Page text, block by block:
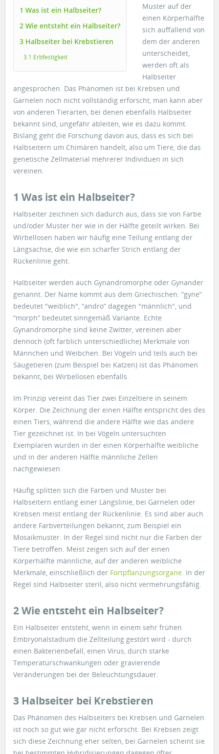
1 Was ist ein Halbseiter?
2 Wie entsteht ein Halbseiter?
3 Halbseiter bei Krebstieren
3.1 Erbfestigkeit
Muster auf der
einen Körperhälfte
sich auffallend von
dem der anderen
unterscheidet,
werden oft als
Halbseiter
angesprochen. Das Phänomen ist bei Krebsen und
Garnelen noch nicht vollständig erforscht, man kann aber
von anderen Tierarten, bei denen ebenfalls Halbseiter
bekannt sind, ungefähr ableiten, wie es dazu kommt.
Bislang geht die Forschung davon aus, dass es sich bei
Halbseitern um Chimären handelt, also um Tiere, die das
genetische Zellmaterial mehrerer Individuen in sich
vereinen.
1 Was ist ein Halbseiter?
Halbseiter zeichnen sich dadurch aus, dass sie von Farbe
und/oder Muster her wie in der Hälfte geteilt wirken. Bei
Wirbellosen haben wir häufig eine Teilung entlang der
Längsachse, die wie ein scharfer Strich entlang der
Rückenlinie geht.
Halbseiter werden auch Gynandromorphe oder Gynander
genannt. Der Name kommt aus dem Griechischen: “gyne”
bedeutet "weiblich", “andro” dagegen "männlich", und
“morph” bedeutet sinngemäß Variante. Echte
Gynandromorphe sind keine Zwitter, vereinen aber
dennoch (oft farblich unterschiedliche) Merkmale von
Männchen und Weibchen. Bei Vögeln und teils auch bei
Säugetieren (zum Beispiel bei Katzen) ist das Phänomen
bekannt, bei Wirbellosen ebenfalls.
Im Prinzip vereint das Tier zwei Einzeltiere in seinem
Körper. Die Zeichnung der einen Hälfte entspricht des des
einen Tiers, während die andere Hälfte wie das andere
Tier gezeichnet ist. In bei Vögeln untersuchten
Exemplaren wurden in der einen Körperhälfte weibliche
und in der anderen Hälfte männliche Zellen
nachgewiesen.
Häufig splitten sich die Farben und Muster bei
Halbseitern entlang einer Längslinie, bei Garnelen oder
Krebsen meist entlang der Rückenlinie. Es sind aber auch
andere Farbverteilungen bekannt, zum Beispiel ein
Mosaikmuster. In der Regel sind nicht nur die Farben der
Tiere betroffen. Meist zeigen sich auf der einen
Körperhälfte männliche, auf der anderen weibliche
Merkmale, einschließlich der Fortpflanzungsorgane. In der
Regel sind Halbseiter steril, also nicht vermehrungsfähig.
2 Wie entsteht ein Halbseiter?
Ein Halbseiter entsteht, wenn in einem sehr frühen
Embryonalstadium die Zellteilung gestört wird - durch
einen Bakterienbefall, einen Virus, durch starke
Temperaturschwankungen oder gravierende
Veränderungen bei der Beleuchtungsdauer.
3 Halbseiter bei Krebstieren
Das Phänomen des Halbseiters bei Krebsen und Garnelen
ist noch so gut wie gar nicht erforscht. Bei Krebsen zeigt
sich diese Zeichnung eher selten, bei Garnelen scheint sie